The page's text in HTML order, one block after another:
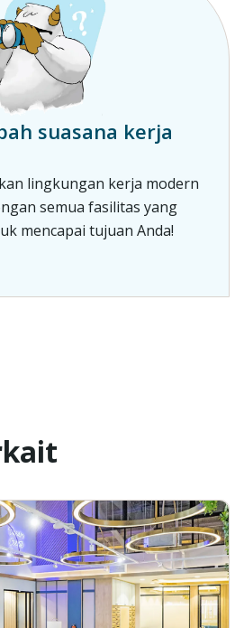
suasana kerja
lingkungan kerja modern
semua fasilitas yang
mencapai tujuan Anda!